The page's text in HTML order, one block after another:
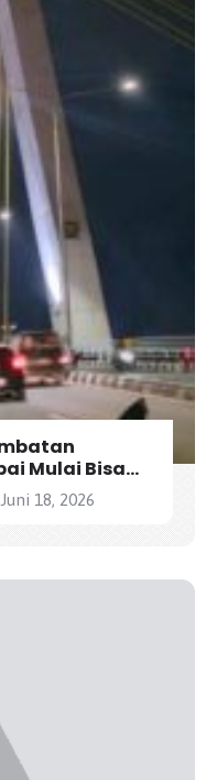
Mulai Bisa
Juni 18, 2026